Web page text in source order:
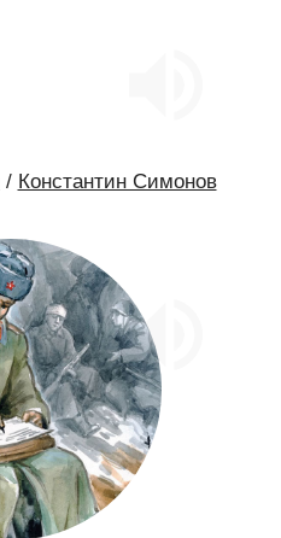
/ Константин Симонов